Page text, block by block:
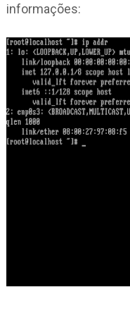
informações: